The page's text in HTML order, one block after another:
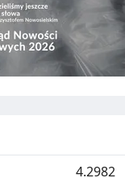
4.2982